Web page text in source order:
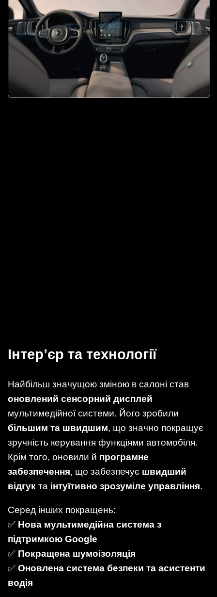
Інтер’єр та технології
Найбільш значущою зміною в салоні став
оновлений сенсорний дисплей
мультимедійної системи. Його зробили
більшим та швидшим, що значно покращує
зручність керування функціями автомобіля.
Крім того, оновили й програмне
забезпечення, що забезпечує швидший
відгук та інтуїтивно зрозуміле управління.
Серед інших покращень:
✅ Нова мультимедійна система з
підтримкою Google
✅ Покращена шумоізоляція
✅ Оновлена система безпеки та асистенти
водія